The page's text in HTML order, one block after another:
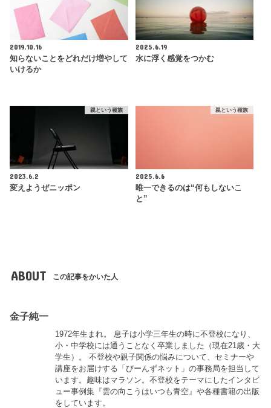
2019.10.16
知らないことをどれだけ増やして
いけるか
2025.6.19
水に浮く感覚をつかむ
親という種族
2023.6.2
変えようぜニッポン
親という種族
2025.6.6
唯一できるのは“何もしないこ
と”
ABOUT この記事をかいた人
金子純一
1972年生まれ。 息子は小学三年生の時に不登校になり、
小・中学校には通うことなく卒業しました（現在21歳・大
学生）。 不登校や親子関係の悩みについて、セミナーや
講座をお届けする「びーんずネット」の事務局を担当して
います。趣味はマラソン。不登校をテーマにしたインタビ
ュー事例集『雲の向こうはいつも青空』や各種書籍の出版
をしています。